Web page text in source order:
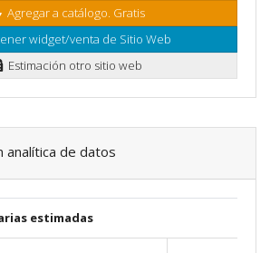
Agregar a catálogo. Gratis
widget/venta de Sitio Web
Estimación otro sitio web
analítica de datos
estimadas